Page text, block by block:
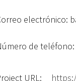
electrónico:
de teléfono:
URL: